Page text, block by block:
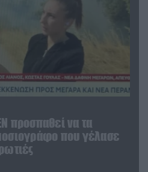
προσπαθεί να τα
που γέλασε